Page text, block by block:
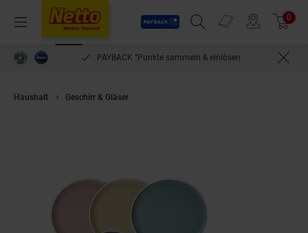
Menü
Payback
Suchfeld einblenden
Prospekte 0
PAYBACK °Punkte sammeln & einlösen
Haushalt Geschirr & Gläser